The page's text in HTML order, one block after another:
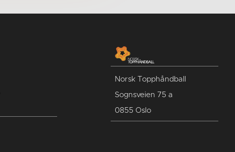
Norsk Topphåndball
Sognsveien 75 a
0855 Oslo